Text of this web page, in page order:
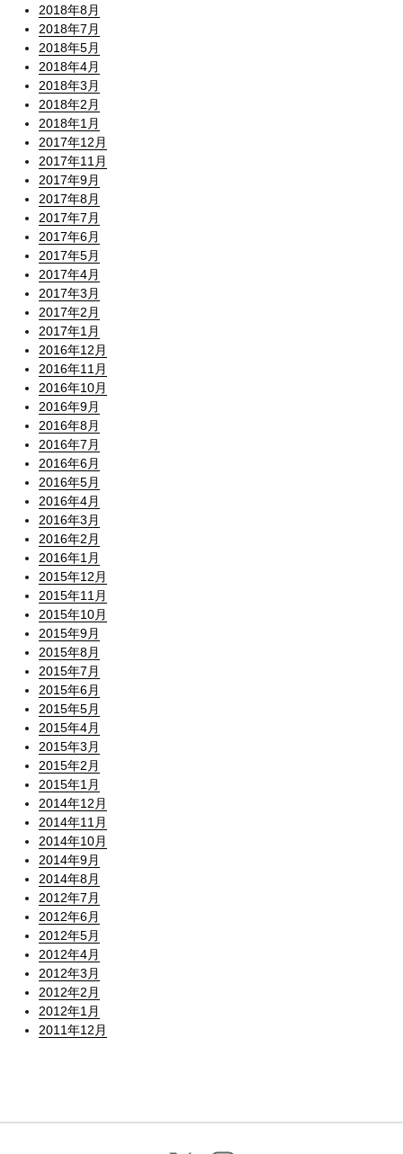
2018年8月
2018年7月
2018年5月
2018年4月
2018年3月
2018年2月
2018年1月
2017年12月
2017年11月
2017年9月
2017年8月
2017年7月
2017年6月
2017年5月
2017年4月
2017年3月
2017年2月
2017年1月
2016年12月
2016年11月
2016年10月
2016年9月
2016年8月
2016年7月
2016年6月
2016年5月
2016年4月
2016年3月
2016年2月
2016年1月
2015年12月
2015年11月
2015年10月
2015年9月
2015年8月
2015年7月
2015年6月
2015年5月
2015年4月
2015年3月
2015年2月
2015年1月
2014年12月
2014年11月
2014年10月
2014年9月
2014年8月
2012年7月
2012年6月
2012年5月
2012年4月
2012年3月
2012年2月
2012年1月
2011年12月